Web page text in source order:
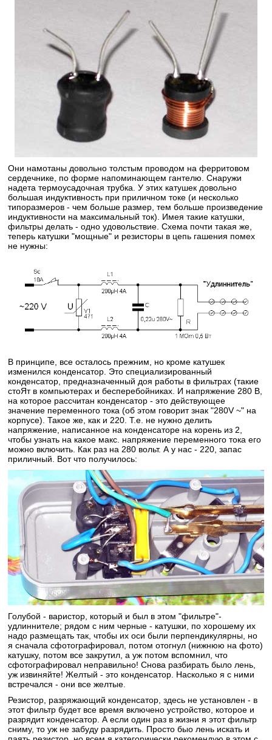
Они намотаны довольно толстым проводом на ферритовом
сердечнике, по форме напоминающем гантелю. Снаружи
надета термоусадочная трубка. У этих катушек довольно
большая индуктивность при приличном токе (и несколько
типоразмеров - чем больше размер, тем больше произведение
индуктивности на максимальный ток). Имея такие катушки,
фильтры делать - одно удовольствие. Схема почти такая же,
теперь катушки "мощные" и резисторы в цепь гашения помех
не нужны:
В принципе, все осталось прежним, но кроме катушек
изменился конденсатор. Это специализированный
конденсатор, предназначенный доя работы в фильтрах (такие
стоЯт в компьютерах и бесперебойниках. И напряжение 280 В,
на которое рассчитан конденсатор - это действующее
значение переменного тока (об этом говорит знак "280V~" на
корпусе). Такое же, как и 220. Т.е. не нужно делить
напряжение, написанное на конденсаторе на корень из 2,
чтобы узнать на какое макс. напряжение переменного тока его
можно включить. Как раз на 280 вольт. А у нас - 220, запас
приличный. Вот что получилось:
Голубой - варистор, который и был в этом "фильтре"-
удлиннителе; рядом с ним черные - катушки, по хорошему их
надо размещать так, чтобы их оси были перпендикулярны, но
я сначала сфотографировал, потом отогнул (нижнюю на фото)
катушку, потом все закрутил, а уж потом вспомнил, что
сфотографировал неправильно! Снова разбирать было лень,
уж извиняйте! Желтый - это конденсатор. Насколько я с ними
встречался - они все желтые.
Резистор, разряжающий конденсатор, здесь не установлен - в
этот фильтр будет все время включено устройство, которое и
разрядит конденсатор. А если один раз в жизни я этот фильтр
сниму, то уж не забуду разрядить. Просто быо лень искать и